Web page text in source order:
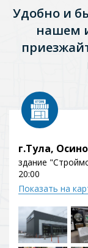
Удобно и
нашем
г.Тула,
здание
20:00
Показать на